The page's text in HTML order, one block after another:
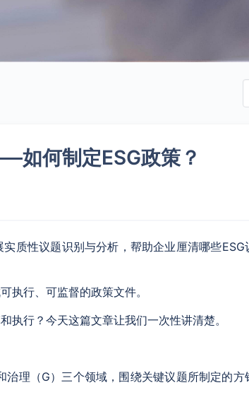
如何制定ESG政策？
质性议题识别与分析，帮助企业厘清哪些ESG
执行、可监督的政策文件。
执行？今天这篇文章让我们一次性讲清楚。
理（G）三个领域，围绕关键议题所制定的方